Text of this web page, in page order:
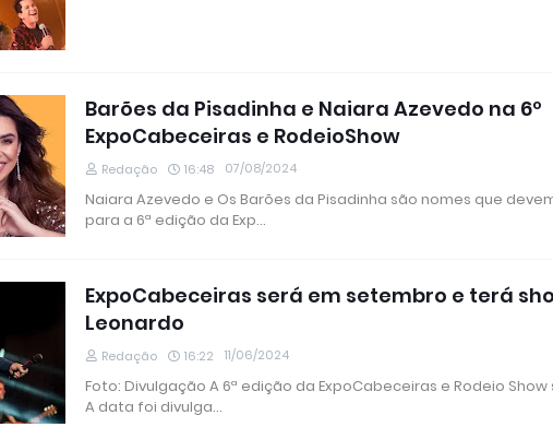
Barões da Pisadinha e Naiara Azevedo na 6º
ExpoCabeceiras e RodeioShow
Redação 16:48 07/08/2024
Naiara Azevedo e Os Barões da Pisadinha são nomes que
para a 6ª edição da Exp…
ExpoCabeceiras será em setembro e terá
Leonardo
Redação 16:22 11/06/2024
Foto: Divulgação A 6ª edição da ExpoCabeceiras e Rodeio
A data foi divulga…